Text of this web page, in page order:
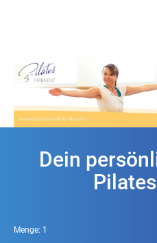
Dein
Menge: 1